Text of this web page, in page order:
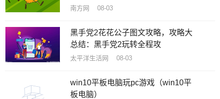
南方网 08-03
黑手党2花花公子图文攻略，攻略大
总结：黑手党2玩转全程攻
太平洋生活网 08-03
win10平板电脑玩pc游戏（win10平
板电脑）